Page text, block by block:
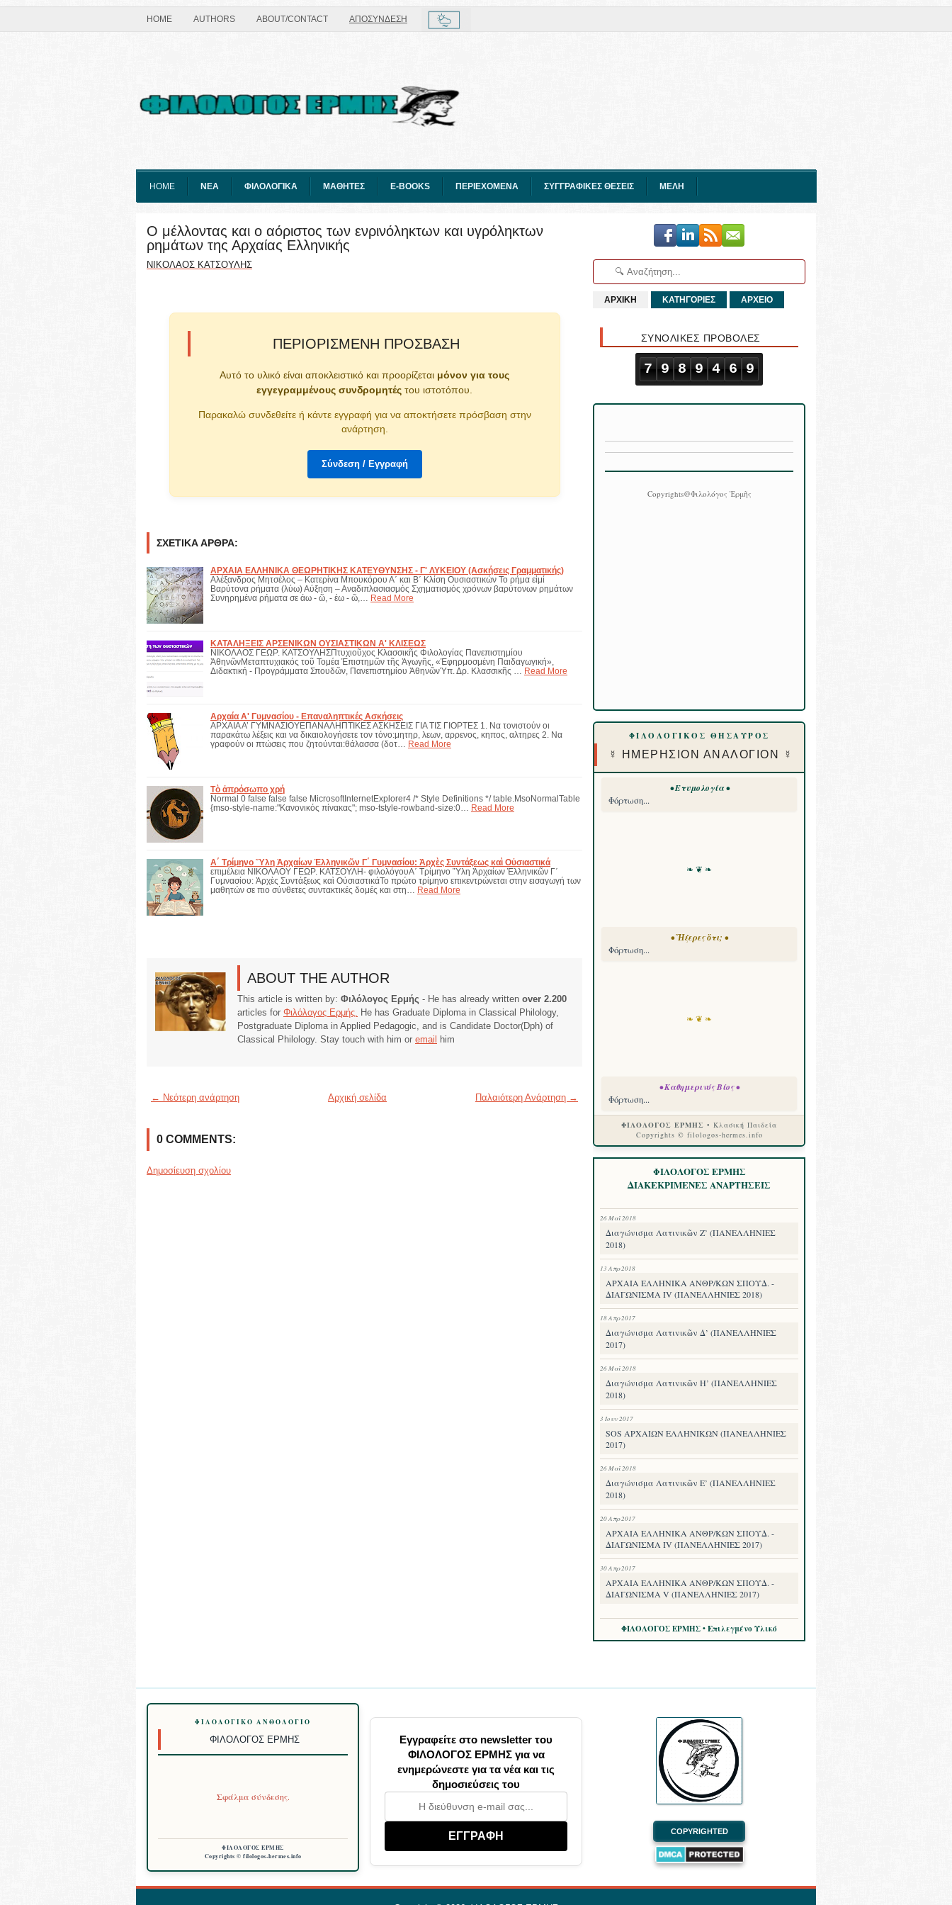
HOME AUTHORS ABOUT/CONTACT ΑΠΟΣΥΝΔΕΣΗ
HOME ΝΕΑ ΦΙΛΟΛΟΓΙΚΑ ΜΑΘΗΤΕΣ E-BOOKS ΠΕΡΙΕΧΟΜΕΝΑ ΣΥΓΓΡΑΦΙΚΕΣ ΘΕΣΕΙΣ ΜΕΛΗ
Ο μέλλοντας και ο αόριστος των ενρινόληκτων και υγρόληκτων
ρημάτων της Αρχαίας Ελληνικής
ΝΙΚΟΛΑΟΣ ΚΑΤΣΟΥΛΗΣ
ΠΕΡΙΟΡΙΣΜΈΝΗ ΠΡΌΣΒΑΣΗ
Αυτό το υλικό είναι αποκλειστικό και προορίζεται μόνον για τους
εγγεγραμμένους συνδρομητές του ιστοτόπου.
Παρακαλώ συνδεθείτε ή κάντε εγγραφή για να αποκτήσετε πρόσβαση στην
ανάρτηση.
Σύνδεση / Εγγραφή
ΣΧΕΤΙΚΆ ΆΡΘΡΑ:
ΑΡΧΑΙΑ ΕΛΛΗΝΙΚΑ ΘΕΩΡΗΤΙΚΗΣ ΚΑΤΕΥΘΥΝΣΗΣ - Γ' ΛΥΚΕΙΟΥ (Ασκήσεις Γραμματικής)
Αλέξανδρος Μητσέλος – Κατερίνα Μπουκόρου Α΄ και Β΄ Κλίση Ουσιαστικών Το ρήμα εἰμί
Βαρύτονα ρήματα (λύω) Αύξηση – Αναδιπλασιασμός Σχηματισμός χρόνων βαρύτονων ρημάτων
Συνηρημένα ρήματα σε άω - ῶ, - έω - ῶ,…
Read More
ΚΑΤΑΛΗΞΕΙΣ ΑΡΣΕΝΙΚΩΝ ΟΥΣΙΑΣΤΙΚΩΝ Α' ΚΛΙΣΕΩΣ
ΝΙΚΟΛΑΟΣ ΓΕΩΡ. ΚΑΤΣΟΥΛΗΣΠτυχιοῦχος Κλασσικῆς Φιλολογίας Πανεπιστημίου
ἈθηνῶνΜεταπτυχιακός τοῦ Τομέα Ἐπιστημῶν τῆς Ἀγωγῆς, «Ἐφηρμοσμένη Παιδαγωγική»,
Διδακτική - Προγράμματα Σπουδῶν, Πανεπιστημίου ἈθηνῶνὙπ. Δρ. Κλασσικῆς …
Read More
Αρχαία Α' Γυμνασίου - Επαναληπτικές Ασκήσεις
ΑΡΧΑΙΑ Α’ ΓΥΜΝΑΣΙΟΥΕΠΑΝΑΛΗΠΤΙΚΕΣ ΑΣΚΗΣΕΙΣ ΓΙΑ ΤΙΣ ΓΙΟΡΤΕΣ 1. Να τονιστούν οι
παρακάτω λέξεις και να δικαιολογήσετε τον τόνο:μητηρ, λεων, αρρενος, κηπος, αλτηρες 2. Να
γραφούν οι πτώσεις που ζητούνται:θάλασσα (δοτ…
Read More
Τὸ ἀπρόσωπο χρή
Normal 0 false false false MicrosoftInternetExplorer4 /* Style Definitions */ table.MsoNormalTable
{mso-style-name:"Κανονικός πίνακας"; mso-tstyle-rowband-size:0…
Read More
Α΄ Τρίμηνο Ὕλη Ἀρχαίων Ἑλληνικῶν Γ΄ Γυμνασίου: Ἀρχὲς Συντάξεως καὶ Οὐσιαστικά
επιμέλεια ΝΙΚΟΛΑΟΥ ΓΕΩΡ. ΚΑΤΣΟΥΛΗ- φιλολόγουΑ΄ Τρίμηνο Ὕλη Ἀρχαίων Ἑλληνικῶν Γ΄
Γυμνασίου: Ἀρχὲς Συντάξεως καὶ ΟὐσιαστικάΤο πρώτο τρίμηνο επικεντρώνεται στην εισαγωγή των
μαθητών σε πιο σύνθετες συντακτικές δομές και στη…
Read More
ABOUT THE AUTHOR
This article is written by: Φιλόλογος Ερμής - He has already written over 2.200
articles for Φιλόλογος Ερμής. He has Graduate Diploma in Classical Philology,
Postgraduate Diploma in Applied Pedagogic, and is Candidate Doctor(Dph) of
Classical Philology. Stay touch with him or email him
← Νεότερη ανάρτηση Παλαιότερη Ανάρτηση →
Αρχική σελίδα
0 COMMENTS:
Δημοσίευση σχολίου
ΑΡΧΙΚΗ ΚΑΤΗΓΟΡΙΕΣ ΑΡΧΕΙΟ
ΣΥΝΟΛΙΚΕΣ ΠΡΟΒΟΛΕΣ
7 9 8 9 4 6 9
Copyrights@Φιλολόγος Ἑρμῆς
ΦΙΛΟΛΟΓΙΚΟΣ ΘΗΣΑΥΡΟΣ
☿ ΗΜΕΡΗΣΙΟΝ ΑΝΑΛΟΓΙΟΝ ☿
• Ετυμολογία •
Φόρτωση...
❧ ❦ ❧
• Ἤξερες ὅτι; •
Φόρτωση...
❧ ❦ ❧
• Καθημερινός Βίος •
Φόρτωση...
ΦΙΛΟΛΟΓΟΣ ΕΡΜΗΣ • Κλασική Παιδεία
Copyrights © filologos-hermes.info
ΦΙΛΟΛΟΓΟΣ ΕΡΜΗΣ
ΔΙΑΚΕΚΡΙΜΕΝΕΣ ΑΝΑΡΤΗΣΕΙΣ
26 Μαΐ 2018
Διαγώνισμα Λατινικῶν Ζ’ (ΠΑΝΕΛΛΗΝΙΕΣ
2018)
13 Απρ 2018
ΑΡΧΑΙΑ ΕΛΛΗΝΙΚΑ ΑΝΘΡ/ΚΩΝ ΣΠΟΥΔ. -
ΔΙΑΓΩΝΙΣΜΑ IV (ΠΑΝΕΛΛΗΝΙΕΣ 2018)
18 Απρ 2017
Διαγώνισμα Λατινικῶν Δ’ (ΠΑΝΕΛΛΗΝΙΕΣ
2017)
26 Μαΐ 2018
Διαγώνισμα Λατινικῶν Η’ (ΠΑΝΕΛΛΗΝΙΕΣ
2018)
3 Ιουν 2017
SOS ΑΡΧΑΙΩΝ ΕΛΛΗΝΙΚΩΝ (ΠΑΝΕΛΛΗΝΙΕΣ
2017)
26 Μαΐ 2018
Διαγώνισμα Λατινικῶν Ε’ (ΠΑΝΕΛΛΗΝΙΕΣ
2018)
20 Απρ 2017
ΑΡΧΑΙΑ ΕΛΛΗΝΙΚΑ ΑΝΘΡ/ΚΩΝ ΣΠΟΥΔ. -
ΔΙΑΓΩΝΙΣΜΑ IV (ΠΑΝΕΛΛΗΝΙΕΣ 2017)
30 Απρ 2017
ΑΡΧΑΙΑ ΕΛΛΗΝΙΚΑ ΑΝΘΡ/ΚΩΝ ΣΠΟΥΔ. -
ΔΙΑΓΩΝΙΣΜΑ V (ΠΑΝΕΛΛΗΝΙΕΣ 2017)
ΦΙΛΟΛΟΓΟΣ ΕΡΜΗΣ • Επιλεγμένο Υλικό
ΦΙΛΟΛΟΓΙΚΌ ΑΝΘΟΛΌΓΙΟ
ΦΙΛΌΛΟΓΟΣ ΕΡΜΉΣ
Σφάλμα σύνδεσης.
ΦΙΛΟΛΟΓΟΣ ΕΡΜΗΣ
Copyrights © filologos-hermes.info
Εγγραφείτε στο newsletter του
ΦΙΛΟΛΟΓΟΣ ΕΡΜΗΣ για να
ενημερώνεστε για τα νέα και τις
δημοσιεύσεις του
ΕΓΓΡΑΦΗ COPYRIGHTED